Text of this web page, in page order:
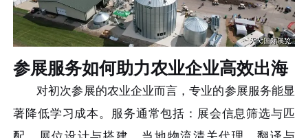
参展服务如何助力农业企业高效出海
对初次参展的农业企业而言，专业的参展服务能显
著降低学习成本。服务通常包括：展会信息筛选与匹